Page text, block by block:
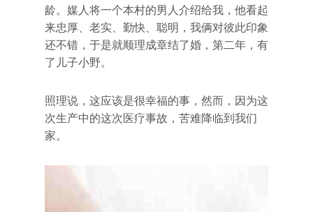
龄。媒人将一个本村的男人介绍给我，他看起
来忠厚、老实、勤快、聪明，我俩对彼此印象
还不错，于是就顺理成章结了婚，第二年，有
了儿子小野。
照理说，这应该是很幸福的事，然而，因为这
次生产中的这次医疗事故，苦难降临到我们
家。